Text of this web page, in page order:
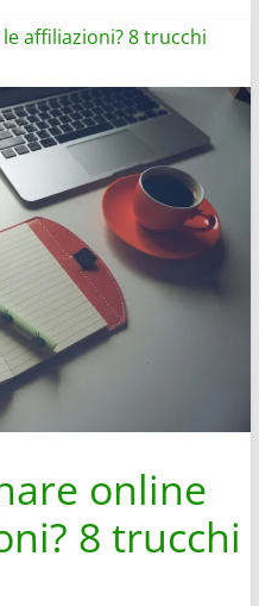
affiliazioni? 8 trucchi
online
8 trucchi